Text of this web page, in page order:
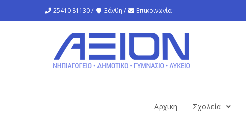
25410 81130 / Ξάνθη / Επικοινωνία
Αρχικη Σχολεία